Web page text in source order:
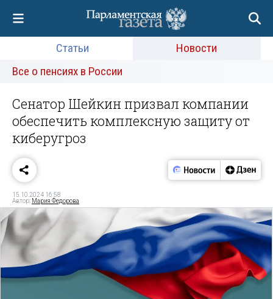
Статьи
Новости
Все о пенсиях в России
Сенатор Шейкин призвал компании
обеспечить комплексную защиту от
киберугроз
15.10.2024 16:58
Автор: Мария Федорова